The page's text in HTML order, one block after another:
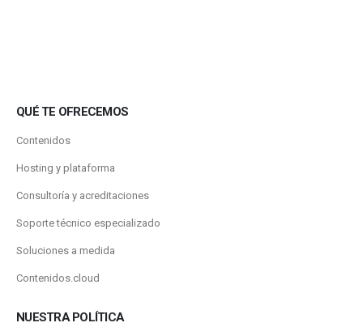
QUÉ TE OFRECEMOS
Contenidos
Hosting y plataforma
Consultoría y acreditaciones
Soporte técnico especializado
Soluciones a medida
Contenidos.cloud
NUESTRA POLÍTICA